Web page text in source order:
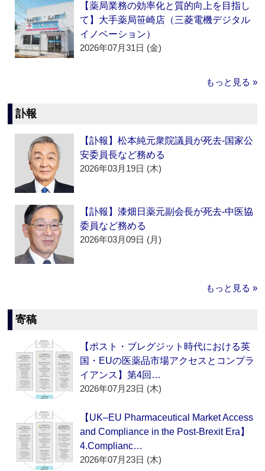
【薬局業務の効率化と質的向上を目指し
て】大手薬局笹崎店（三菱電機デジタル
イノベーション）
2026年07月31日 (金)
もっと見る »
訃報
【訃報】松本純元衆院議員が死去‐国家公
安委員長など務める
2026年03月19日 (木)
【訃報】漆畑日薬元副会長が死去‐中医協
委員など務める
2026年03月09日 (月)
もっと見る »
寄稿
【ポスト・ブレグジット時代における英
国・EUの医薬品市場アクセスとコンプラ
イアンス】第4回…
2026年07月23日 (木)
【UK–EU Pharmaceutical Market Access
and Compliance in the Post-Brexit Era】
4.Complianc…
2026年07月23日 (木)